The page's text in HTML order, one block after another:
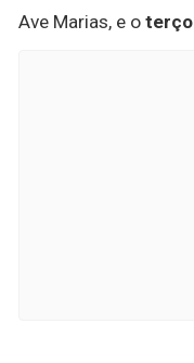
Ave Marias, e o terço